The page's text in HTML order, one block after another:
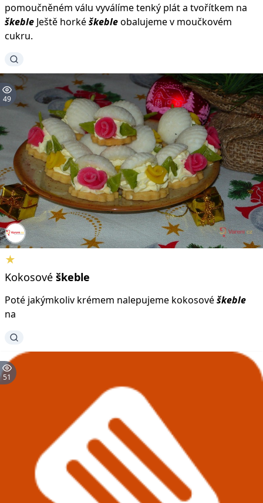
pomoučněném válu vyválíme tenký plát a tvořítkem na
škeble Ještě horkéškebleobalujeme v moučkovém
cukru.
49
★
Kokosové škeble
Poté jakýmkoliv krémem nalepujeme kokosovéškeble
na
51